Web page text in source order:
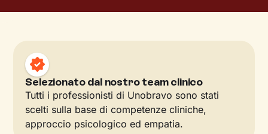
Selezionato dal nostro team clinico
Tutti i professionisti di Unobravo sono stati
scelti sulla base di competenze cliniche,
approccio psicologico ed empatia.